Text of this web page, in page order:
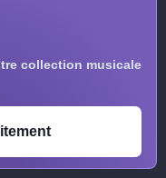
collection musicale